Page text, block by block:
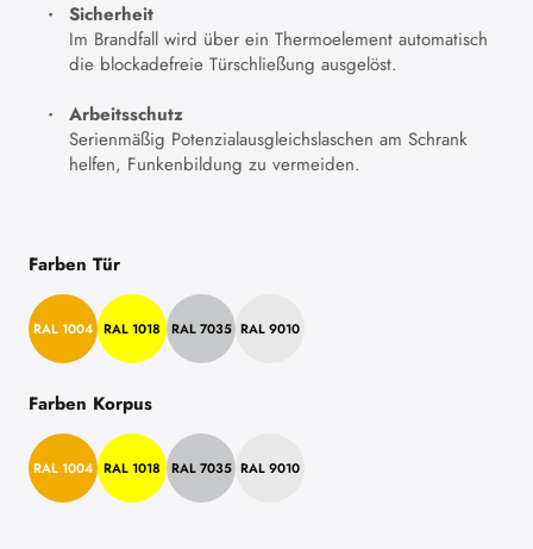
Sicherheit
Im Brandfall wird über ein Thermoelement automatisch
die blockadefreie Türschließung ausgelöst.
Arbeitsschutz
Serienmäßig Potenzialausgleichslaschen am Schrank
helfen, Funkenbildung zu vermeiden.
Farben Tür
RAL 1004 RAL 1018 RAL 7035 RAL 9010
Farben Korpus
RAL 1004 RAL 1018 RAL 7035 RAL 9010